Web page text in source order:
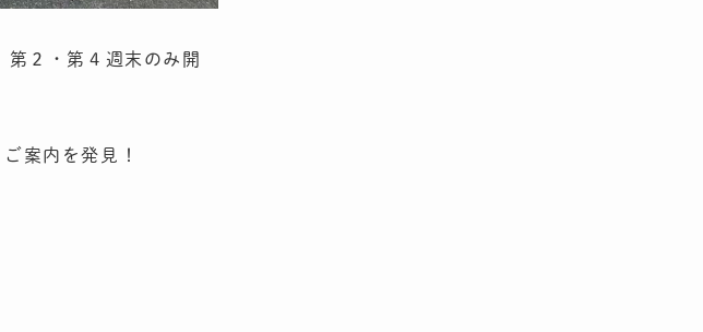
第２・第４週末のみ開
案内を発見！